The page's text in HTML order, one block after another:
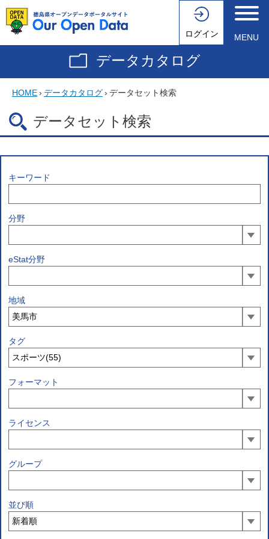
ログイン MENU
データカタログ
HOME› データカタログ› データセット検索
データセット検索
キーワード
分野
eStat分野
地域
タグ
フォーマット
ライセンス
グループ
並び順